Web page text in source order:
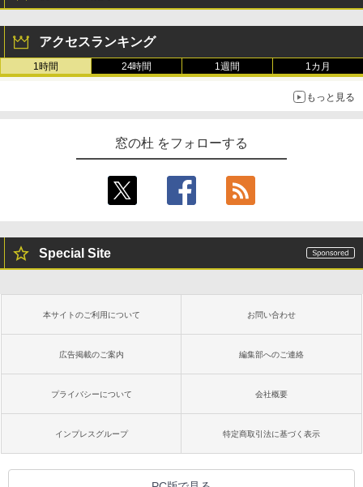
アクセスランキング
1時間 24時間 1週間 1カ月
もっと見る
窓の杜 をフォローする
Special Site
本サイトのご利用について お問い合わせ
広告掲載のご案内 編集部へのご連絡
プライバシーについて 会社概要
インプレスグループ 特定商取引法に基づく表示